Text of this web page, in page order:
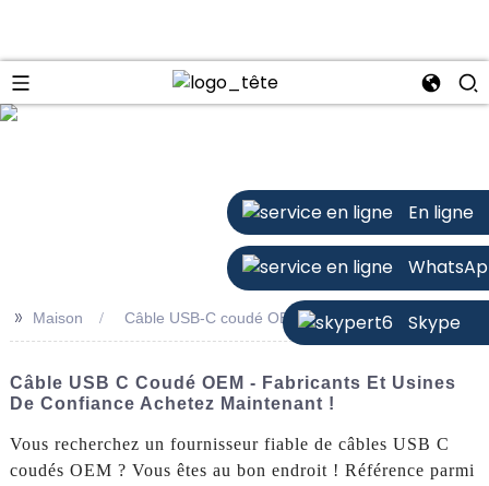
En ligne
Skype
>> Maison Câble USB-C coudé OEM
Câble USB C Coudé OEM - Fabricants Et Usines
De Confiance Achetez Maintenant !
Vous recherchez un fournisseur fiable de câbles USB C
coudés OEM ? Vous êtes au bon endroit ! Référence parmi